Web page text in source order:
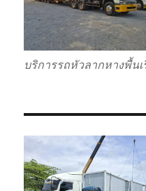
บริการรถหัวลากหางพื้น